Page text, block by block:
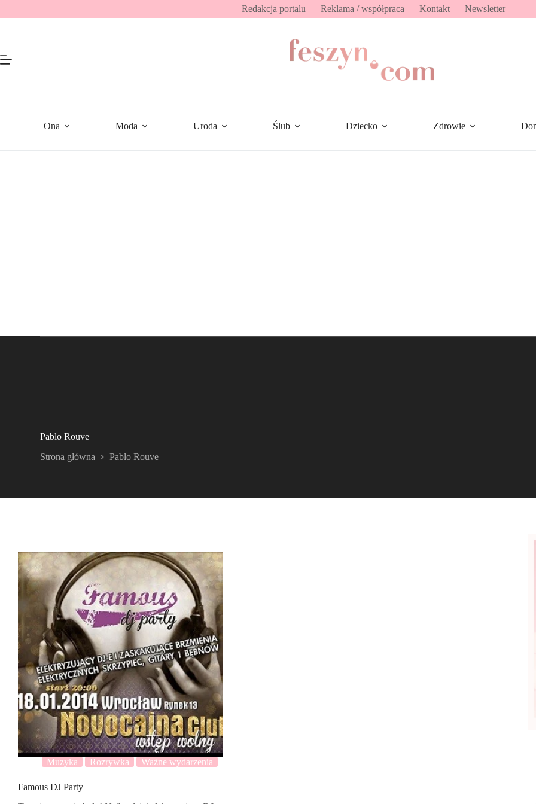
Redakcja portalu Reklama / współpraca Kontakt Newsletter
Ona Moda Uroda Ślub Dziecko Zdrowie
Pablo Rouve
Strona główna Pablo Rouve
Muzyka Rozrywka Ważne wydarzenia
Famous DJ Party